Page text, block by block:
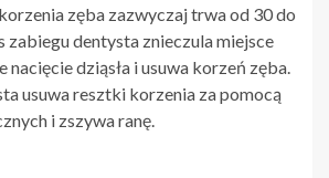
zęba zazwyczaj trwa od 30 do
zabiegu dentysta znieczula miejsce
nacięcie dziąsła i usuwa korzeń zęba.
usuwa resztki korzenia za pomocą
i zszywa ranę.